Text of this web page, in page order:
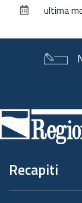
documento
ultima
di
pagina
Recapiti